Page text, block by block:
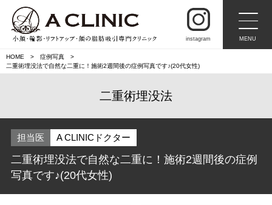
instagram MENU
HOME
症例写真
二重術埋没法で自然な二重に！施術2週間後の症例写真です♪(20代女性)
二重術埋没法
担当医 A CLINICドクター
二重術埋没法で自然な二重に！施術2週間後の症例
写真です♪(20代女性)